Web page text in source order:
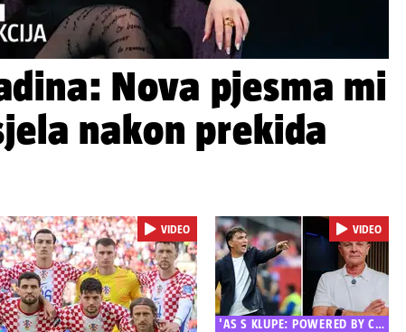
Nova pjesma mi
nakon prekida
VIDEO VIDEO
'AS S KLUPE: POWERED BY CA